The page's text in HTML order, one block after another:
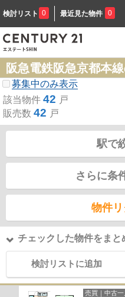
検討リスト 0 最近見た物件 0
阪急電鉄阪急京都本
募集中のみ表示
該当物件 42 戸
販売数 42 戸
駅で
さらに条
物件
チェックした物件をまと
検討リストに追加
売買｜中古一